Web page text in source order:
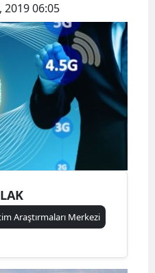
2019 06:05
Araştırmaları Merkezi